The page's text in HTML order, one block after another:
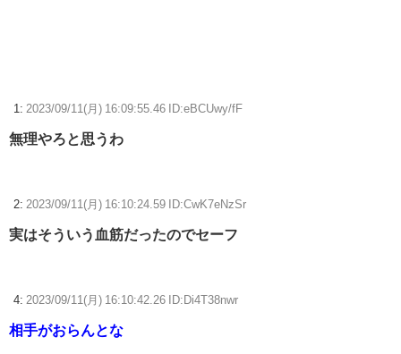
【ポケモンGO】「色違い000個体」とかい逆にレアな個体
【競馬】G1・2勝 アスコリピチェーノが引退 繁殖入りへ
Powered by livedoor 相互RSS
1: 2023/09/11(月) 16:09:55.46 ID:eBCUwy/fF
無理やろと思うわ
2: 2023/09/11(月) 16:10:24.59 ID:CwK7eNzSr
実はそういう血筋だったのでセーフ
4: 2023/09/11(月) 16:10:42.26 ID:Di4T38nwr
相手がおらんとな